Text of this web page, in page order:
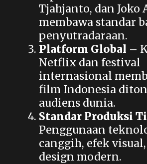
Tjahjanto, dan Joko
membawa standar
penyutradaraan.
Platform Global –
Netflix dan festival
internasional
film Indonesia
audiens dunia.
Standar Produksi
Penggunaan
canggih, efek
design modern.